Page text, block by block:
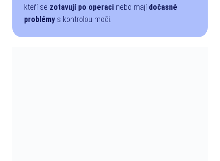
kteří se zotavují po operaci nebo mají dočasné
problémy s kontrolou moči.